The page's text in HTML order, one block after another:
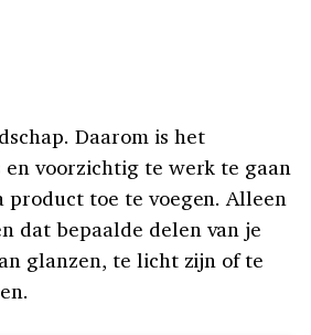
Daarom is het
voorzichtig te werk te gaan
product toe te voegen. Alleen
dat bepaalde delen van je
glanzen, te licht zijn of te